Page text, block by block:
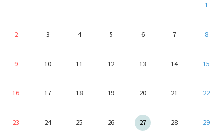
1
2 3 4 5 6 7 8
9 10 11 12 13 14 15
16 17 18 19 20 21 22
23 24 25 26 27 28 29